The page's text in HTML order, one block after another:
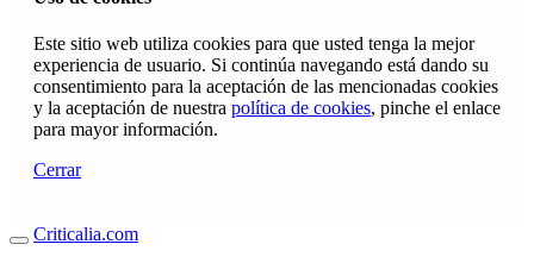
Este sitio web utiliza cookies para que usted tenga la mejor
experiencia de usuario. Si continúa navegando está dando su
consentimiento para la aceptación de las mencionadas cookies
y la aceptación de nuestra política de cookies, pinche el enlace
para mayor información.
Cerrar
Criticalia.com